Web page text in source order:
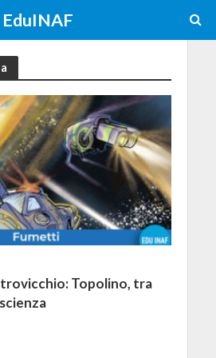
EduINAF
Topolino, tra